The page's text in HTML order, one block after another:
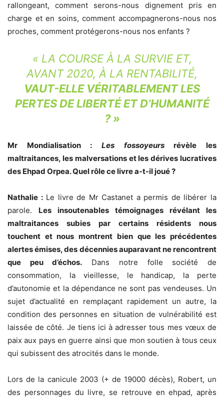
rallongeant, comment serons-nous dignement pris en
charge et en soins, comment accompagnerons-nous nos
proches, comment protégerons-nous nos enfants ?
« LA COURSE À LA SURVIE ET,
AVANT 2020, À LA RENTABILITÉ,
VAUT-ELLE VÉRITABLEMENT LES
PERTES DE LIBERTÉ ET D’HUMANITÉ
? »
Mr Mondialisation : Les fossoyeursrévèle les
maltraitances, les malversations et les dérives lucratives
des Ehpad Orpea. Quel rôle ce livre a-t-il joué ?
Nathalie :Le livre de Mr Castanet a permis de libérer la
parole. Les insoutenables témoignages révélant les
maltraitances subies par certains résidents nous
touchent et nous montrent bien que les précédentes
alertes émises, des décennies auparavant ne rencontrent
que peu d’échos. Dans notre folle société de
consommation, la vieillesse, le handicap, la perte
d’autonomie et la dépendance ne sont pas vendeuses. Un
sujet d’actualité en remplaçant rapidement un autre, la
condition des personnes en situation de vulnérabilité est
laissée de côté. Je tiens ici à adresser tous mes vœux de
paix aux pays en guerre ainsi que mon soutien à tous ceux
qui subissent des atrocités dans le monde.
Lors de la canicule 2003 (+ de 19000 décès), Robert, un
des personnages du livre, se retrouve en ehpad, après